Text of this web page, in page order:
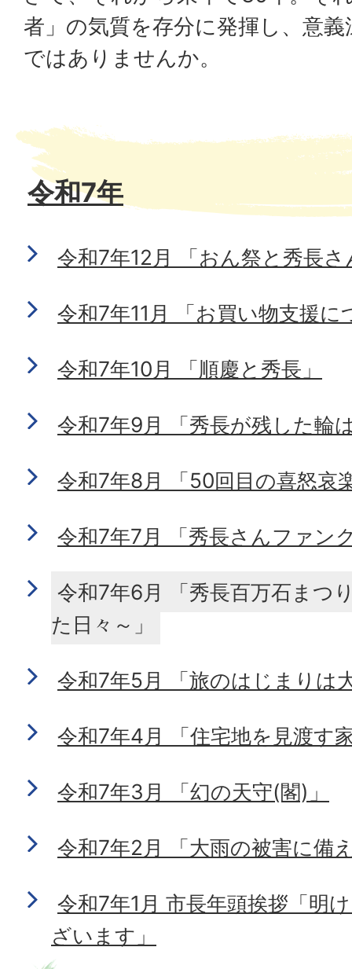
者」の気質を存分に発揮し、意
ではありませんか。
令和7年
令和7年12月 「おん祭と秀長さ
令和7年11月 「お買い物支援に
令和7年10月 「順慶と秀長」
令和7年9月 「秀長が残した輪
令和7年8月 「50回目の喜怒哀
令和7年7月 「秀長さんファン
令和7年6月 「秀長百万石まつ
た日々～」
令和7年5月 「旅のはじまりは
令和7年4月 「住宅地を見渡す
令和7年3月 「幻の天守(閣)」
令和7年2月 「大雨の被害に備
令和7年1月 市長年頭挨拶「明
ざいます」